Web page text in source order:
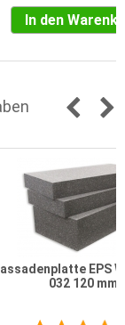
In den
EPS
032 120 mm